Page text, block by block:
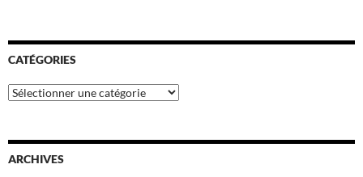
CATÉGORIES
Catégories
ARCHIVES